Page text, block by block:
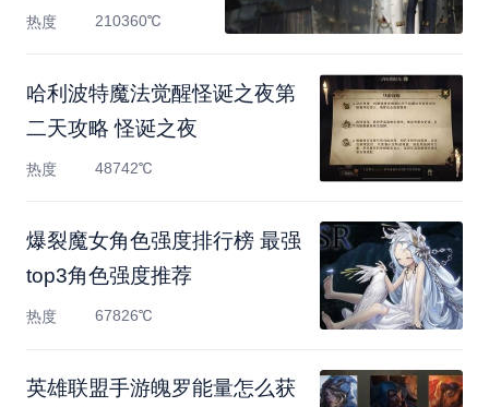
热度 210360℃
哈利波特魔法觉醒怪诞之夜第
二天攻略 怪诞之夜
热度 48742℃
爆裂魔女角色强度排行榜 最强
top3角色强度推荐
热度 67826℃
英雄联盟手游魄罗能量怎么获